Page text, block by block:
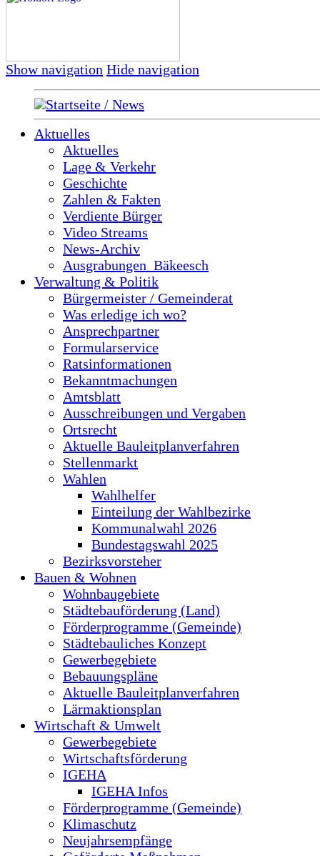
Show navigation Hide navigation
Startseite / News
Aktuelles
Aktuelles
Lage & Verkehr
Geschichte
Zahlen & Fakten
Verdiente Bürger
Video Streams
News-Archiv
Ausgrabungen_Bäkeesch
Verwaltung & Politik
Bürgermeister / Gemeinderat
Was erledige ich wo?
Ansprechpartner
Formularservice
Ratsinformationen
Bekanntmachungen
Amtsblatt
Ausschreibungen und Vergaben
Ortsrecht
Aktuelle Bauleitplanverfahren
Stellenmarkt
Wahlen
Wahlhelfer
Einteilung der Wahlbezirke
Kommunalwahl 2026
Bundestagswahl 2025
Bezirksvorsteher
Bauen & Wohnen
Wohnbaugebiete
Städtebauförderung (Land)
Förderprogramme (Gemeinde)
Städtebauliches Konzept
Gewerbegebiete
Bebauungspläne
Aktuelle Bauleitplanverfahren
Lärmaktionsplan
Wirtschaft & Umwelt
Gewerbegebiete
Wirtschaftsförderung
IGEHA
IGEHA Infos
Förderprogramme (Gemeinde)
Klimaschutz
Neujahrsempfänge